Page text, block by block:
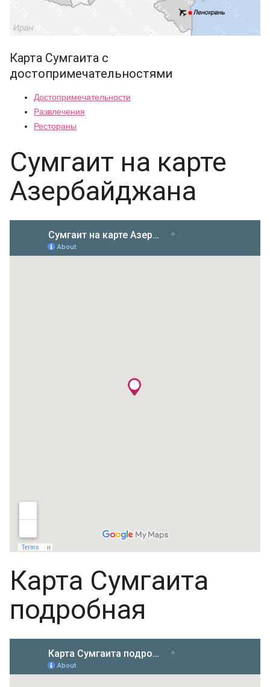
Карта Сумгаита с
достопримечательностями
Достопримечательности
Развлечения
Рестораны
Сумгаит на карте
Азербайджана
Карта Сумгаита
подробная